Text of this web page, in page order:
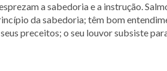
do Pai Celestial
a sabedoria e a instrução.
da sabedoria; têm bom
preceitos; o seu louvor subsiste